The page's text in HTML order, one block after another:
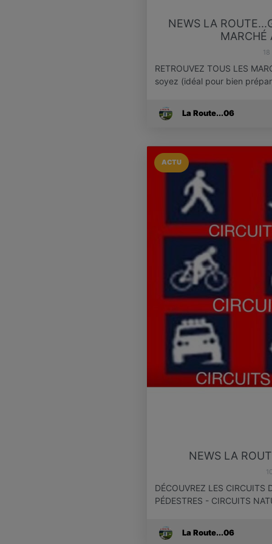
NEWS LA
MARCHÉ
RETROUVEZ TOUS LES
soyez (idéal pour bien
La Route...06
ACTU
NEWS LA
DÉCOUVREZ LES CIRCUITS
PÉDESTRES - CIRCUITS
La Route...06